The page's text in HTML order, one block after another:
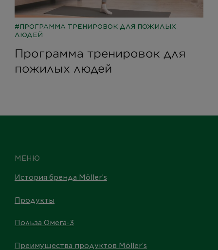
Программа тренировок для
пожилых людей
ПРОГРАММА ТРЕНИРОВОК ДЛЯ ПОЖИЛЫХ
ЛЮДЕЙ
МЕНЮ
История бренда Möller’s
Продукты
Польза Омега-3
Преимущества продуктов Möller’s